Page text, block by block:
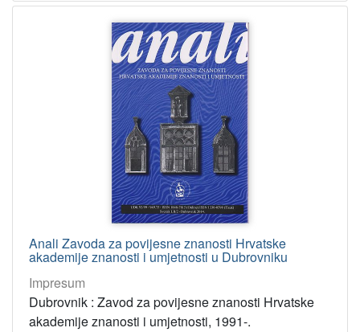
Anali Zavoda za povijesne znanosti Hrvatske
akademije znanosti i umjetnosti u Dubrovniku
Impresum
Dubrovnik : Zavod za povijesne znanosti Hrvatske
akademije znanosti i umjetnosti, 1991-.